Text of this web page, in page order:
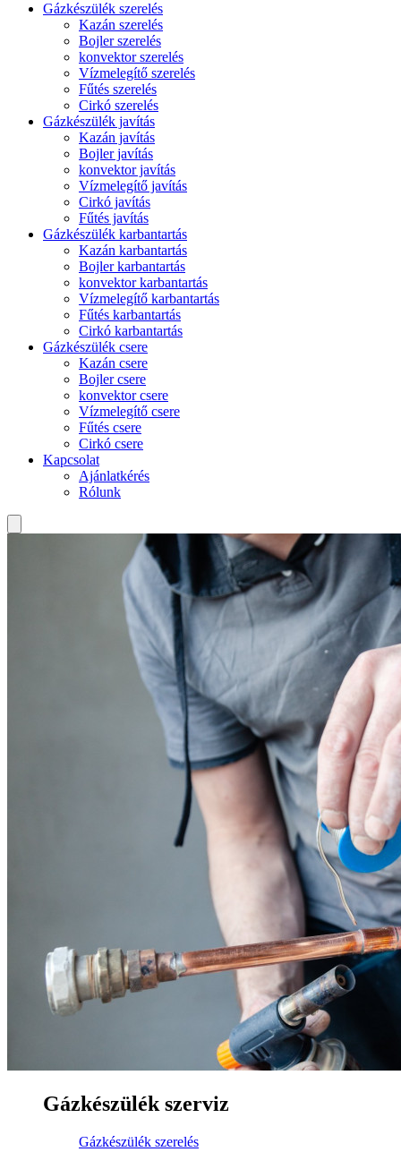
Gázkészülék szerelés
Kazán szerelés
Bojler szerelés
konvektor szerelés
Vízmelegítő szerelés
Fűtés szerelés
Cirkó szerelés
Gázkészülék javítás
Kazán javítás
Bojler javítás
konvektor javítás
Vízmelegítő javítás
Cirkó javítás
Fűtés javítás
Gázkészülék karbantartás
Kazán karbantartás
Bojler karbantartás
konvektor karbantartás
Vízmelegítő karbantartás
Fűtés karbantartás
Cirkó karbantartás
Gázkészülék csere
Kazán csere
Bojler csere
konvektor csere
Vízmelegítő csere
Fűtés csere
Cirkó csere
Kapcsolat
Ajánlatkérés
Rólunk
Gázkészülék szerviz
Gázkészülék szerelés